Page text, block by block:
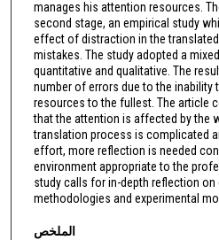
manages his attention resources.
second stage, an empirical study
effect of distraction in the
mistakes. The study adopted a
quantitative and qualitative. The
number of errors due to the inability
resources to the fullest. The article
that the attention is affected by the
translation process is complicated
effort, more reflection is needed
environment appropriate to the
study calls for in-depth reflection on
methodologies and experimental
الملخص